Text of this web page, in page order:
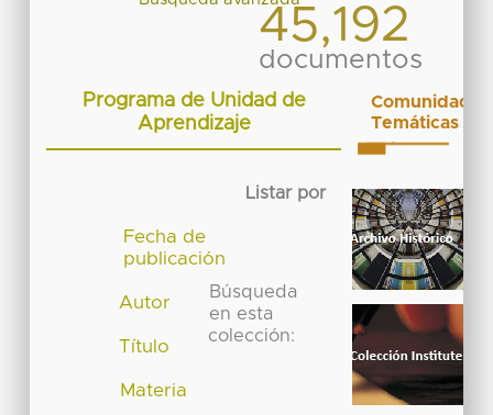
45,192
documentos
Programa de Unidad de
Aprendizaje
Listar por
Fecha de
publicación
Autor
Título
Materia
Búsqueda
en esta
colección:
Comunidades
Temáticas